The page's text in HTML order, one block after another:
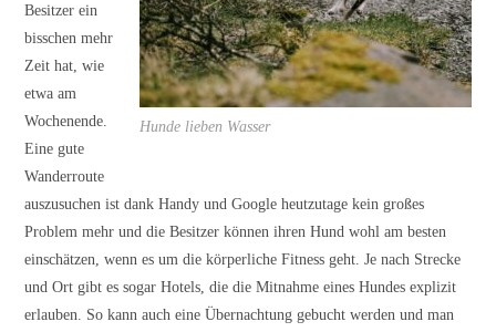
Hunde lieben Wasser
Besitzer ein
bisschen mehr
Zeit hat, wie
etwa am
Wochenende.
Eine gute
Wanderroute
auszusuchen ist dank Handy und Google heutzutage kein großes
Problem mehr und die Besitzer können ihren Hund wohl am besten
einschätzen, wenn es um die körperliche Fitness geht. Je nach Strecke
und Ort gibt es sogar Hotels, die die Mitnahme eines Hundes explizit
erlauben. So kann auch eine Übernachtung gebucht werden und man